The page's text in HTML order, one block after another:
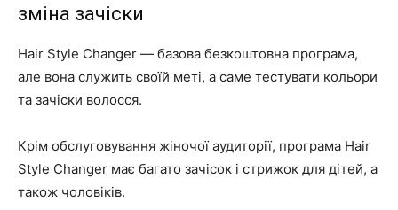
зміна зачіски
Hair Style Changer — базова безкоштовна програма,
але вона служить своїй меті, а саме тестувати кольори
та зачіски волосся.
Крім обслуговування жіночої аудиторії, програма Hair
Style Changer має багато зачісок і стрижок для дітей, а
також чоловіків.